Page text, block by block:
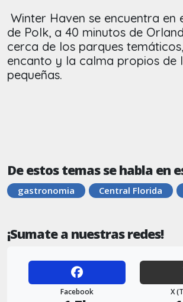
Winter Haven se encuentra en
de Polk, a 40 minutos de
cerca de los parques
encanto y la calma propios de
pequeñas.
De estos temas se habla en
gastronomia Central Florida
¡Sumate a nuestras redes!
Facebook X